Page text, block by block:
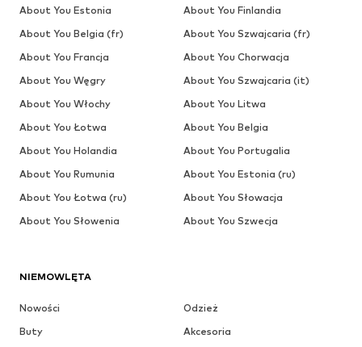
NIEMOWLĘTA
Nowości
Odzież
Buty
Akcesoria
About You Estonia
About You Finlandia
About You Belgia (fr)
About You Szwajcaria (fr)
About You Francja
About You Chorwacja
About You Węgry
About You Szwajcaria (it)
About You Włochy
About You Litwa
About You Łotwa
About You Belgia
About You Holandia
About You Portugalia
About You Rumunia
About You Estonia (ru)
About You Łotwa (ru)
About You Słowacja
About You Słowenia
About You Szwecja